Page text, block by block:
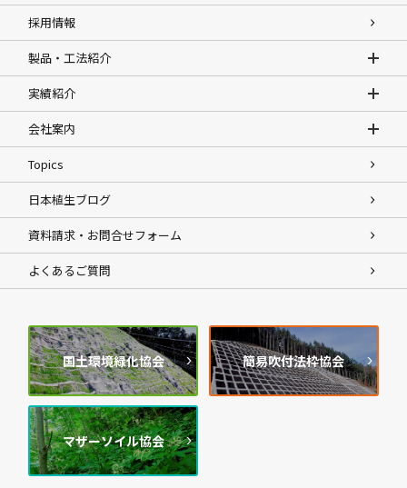
採用情報
製品・工法紹介
実績紹介
会社案内
Topics
日本植生ブログ
資料請求・お問合せフォーム
よくあるご質問
国土環境緑化協会 簡易吹付法枠協会
マザーソイル協会